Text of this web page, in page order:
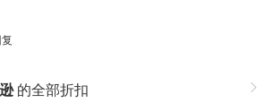
复
的全部折扣